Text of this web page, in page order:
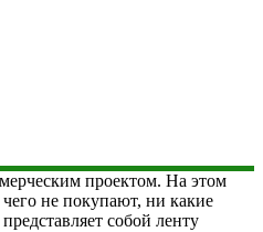
проектом. На этом
не покупают, ни какие
собой ленту